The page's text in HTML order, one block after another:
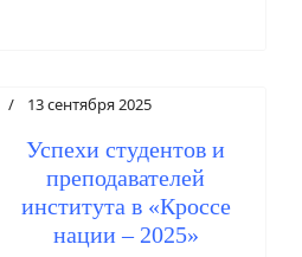
13 сентября 2025
Успехи студентов и
преподавателей
института в «Кроссе
нации – 2025»